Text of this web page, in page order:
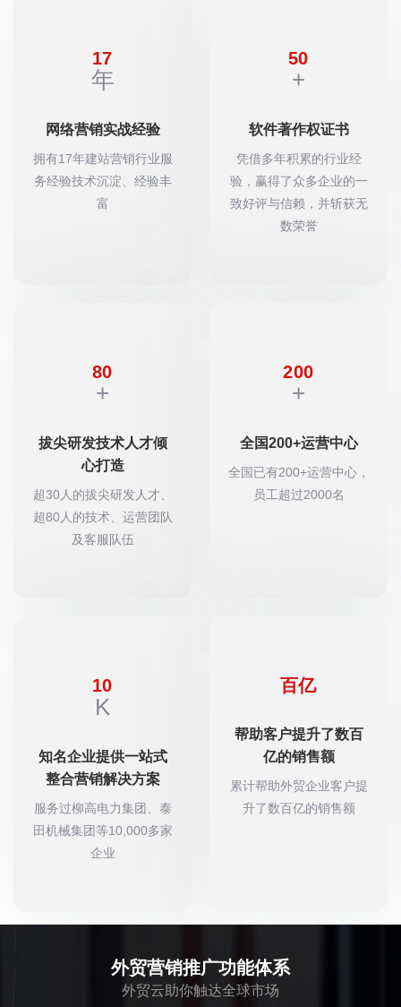
17
年
网络营销实战经验
拥有17年建站营销行业服
务经验技术沉淀、经验丰
富
50
+
软件著作权证书
凭借多年积累的行业经
验，赢得了众多企业的一
致好评与信赖，并斩获无
数荣誉
80
+
拔尖研发技术人才倾
心打造
超30人的拔尖研发人才、
超80人的技术、运营团队
及客服队伍
200
+
全国200+运营中心
全国已有200+运营中心，
员工超过2000名
10
K
知名企业提供一站式
整合营销解决方案
服务过柳高电力集团、泰
田机械集团等10,000多家
企业
百亿
帮助客户提升了数百
亿的销售额
累计帮助外贸企业客户提
升了数百亿的销售额
外贸营销推广功能体系
外贸云助你触达全球市场